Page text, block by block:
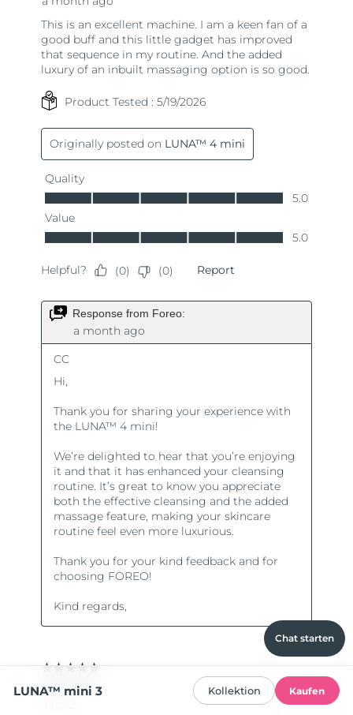
Chat starten
LUNA™ mini 3 Kollektion Kaufen